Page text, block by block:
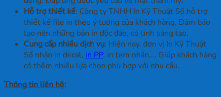
Hỗ trợ thiết kế: Công ty TNHH In Kỹ Thuật Số hỗ trợ
thiết kế file in theo ý tưởng của khách hàng. Đảm bảo
tạo nên những bản in độc đáo, có tính sáng tạo.
Cung cấp nhiều dịch vụ: Hiện nay, đơn vị In Kỹ Thuật
Số nhận in decal, in PP, in tem nhãn,… Giúp khách hàng
có thêm nhiều lựa chọn phù hợp với nhu cầu.
Thông tin liên hệ: